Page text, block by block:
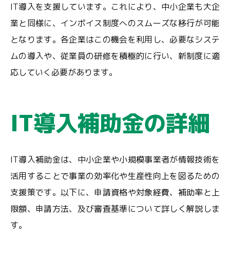
IT導入を支援しています。これにより、中小企業も大企
業と同様に、インボイス制度へのスムーズな移行が可能
となります。各企業はこの機会を利用し、必要なシステ
ムの導入や、従業員の研修を積極的に行い、新制度に適
応していく必要があります。
IT導入補助金の詳細
IT導入補助金は、中小企業や小規模事業者が情報技術を
活用することで事業の効率化や生産性向上を図るための
支援策です。以下に、申請資格や対象経費、補助率と上
限額、申請方法、及び審査基準について詳しく解説しま
す。